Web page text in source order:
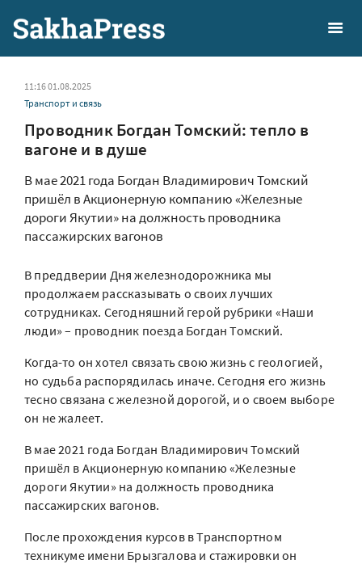
11:16 01.08.2025
Транспорт и связь
Проводник Богдан Томский: тепло в
вагоне и в душе
В мае 2021 года Богдан Владимирович Томский
пришёл в Акционерную компанию «Железные
дороги Якутии» на должность проводника
пассажирских вагонов
В преддверии Дня железнодорожника мы
продолжаем рассказывать о своих лучших
сотрудниках. Сегодняшний герой рубрики «Наши
люди» – проводник поезда Богдан Томский.
Когда-то он хотел связать свою жизнь с геологией,
но судьба распорядилась иначе. Сегодня его жизнь
тесно связана с железной дорогой, и о своем выборе
он не жалеет.
В мае 2021 года Богдан Владимирович Томский
пришёл в Акционерную компанию «Железные
дороги Якутии» на должность проводника
пассажирских вагонов.
После прохождения курсов в Транспортном
техникуме имени Брызгалова и стажировки он